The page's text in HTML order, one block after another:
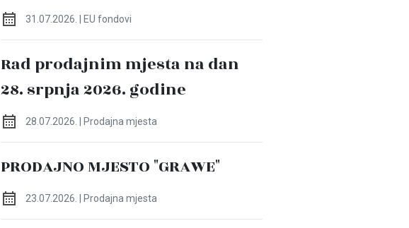
31.07.2026. | EU fondovi
Rad prodajnim mjesta na dan
28. srpnja 2026. godine
28.07.2026. | Prodajna mjesta
PRODAJNO MJESTO "GRAWE"
23.07.2026. | Prodajna mjesta